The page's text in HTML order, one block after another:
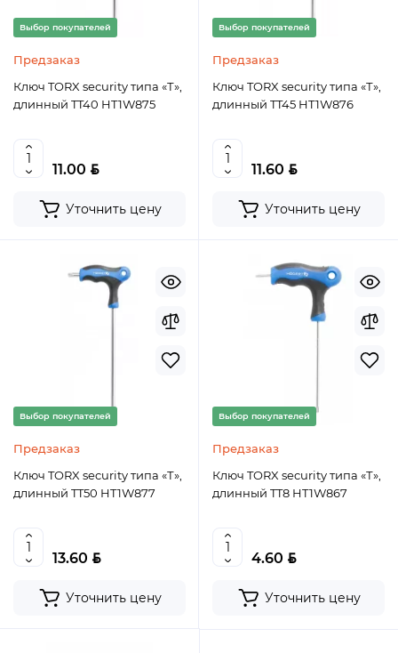
Выбор покупателей
Предзаказ
Ключ TORX security типа «Т»,
длинный TT40 HT1W875
11.00 BYN
Уточнить цену
Выбор покупателей
Предзаказ
Ключ TORX security типа «Т»,
длинный TT45 HT1W876
11.60 BYN
Уточнить цену
Выбор покупателей
Предзаказ
Ключ TORX security типа «Т»,
длинный TT50 HT1W877
13.60 BYN
Уточнить цену
Выбор покупателей
Предзаказ
Ключ TORX security типа «Т»,
длинный TT8 HT1W867
4.60 BYN
Уточнить цену